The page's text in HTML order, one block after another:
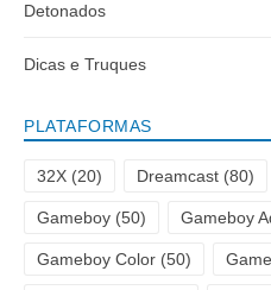
Detonados
Dicas e Truques
PLATAFORMAS
32X (20) Dreamcast(80)
Gameboy (50) Gameboy
Gameboy Color (50)